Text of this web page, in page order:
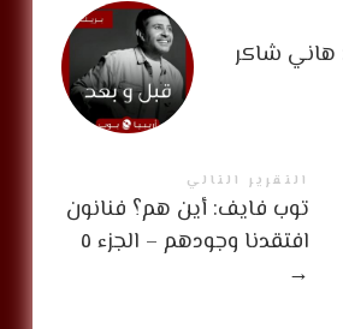
هاني شاكر
التقرير التالي
توب فايف: أين هم؟ فنانون
افتقدنا وجودهم – الجزء ٥
→